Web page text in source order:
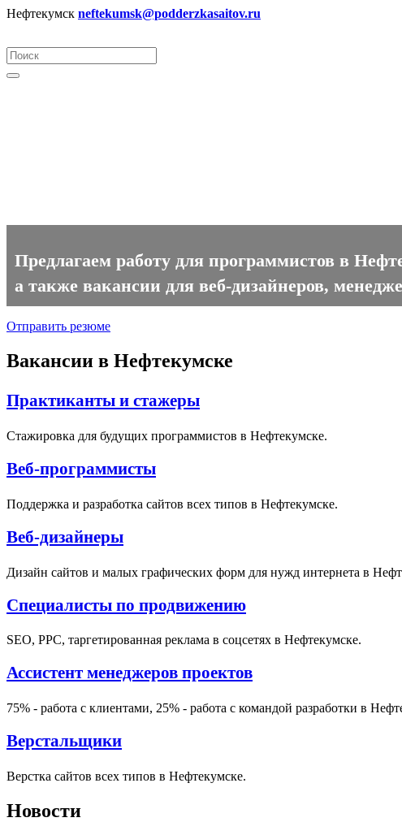
Нефтекумск neftekumsk@podderzkasaitov.ru
Предлагаем работу для программистов в
а также вакансии для веб-дизайнеров,
Отправить резюме
Вакансии в Нефтекумске
Практиканты и стажеры
Стажировка для будущих программистов в Нефтекумске.
Веб-программисты
Поддержка и разработка сайтов всех типов в Нефтекумске.
Веб-дизайнеры
Дизайн сайтов и малых графических форм для нужд интернета в
Специалисты по продвижению
SEO, PPC, таргетированная реклама в соцсетях в Нефтекумске.
Ассистент менеджеров проектов
75% - работа с клиентами, 25% - работа с командой разработки в
Верстальщики
Верстка сайтов всех типов в Нефтекумске.
Новости